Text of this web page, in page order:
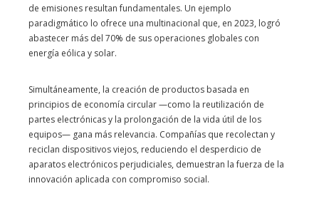
de emisiones resultan fundamentales. Un ejemplo
paradigmático lo ofrece una multinacional que, en 2023, logró
abastecer más del 70% de sus operaciones globales con
energía eólica y solar.
Simultáneamente, la creación de productos basada en
principios de economía circular —como la reutilización de
partes electrónicas y la prolongación de la vida útil de los
equipos— gana más relevancia. Compañías que recolectan y
reciclan dispositivos viejos, reduciendo el desperdicio de
aparatos electrónicos perjudiciales, demuestran la fuerza de la
innovación aplicada con compromiso social.